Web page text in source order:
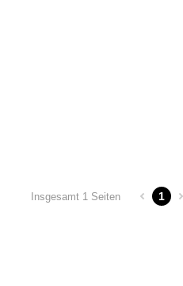
Insgesamt 1 Seiten 1